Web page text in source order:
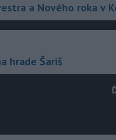
a Nového roka v
hrade Šariš